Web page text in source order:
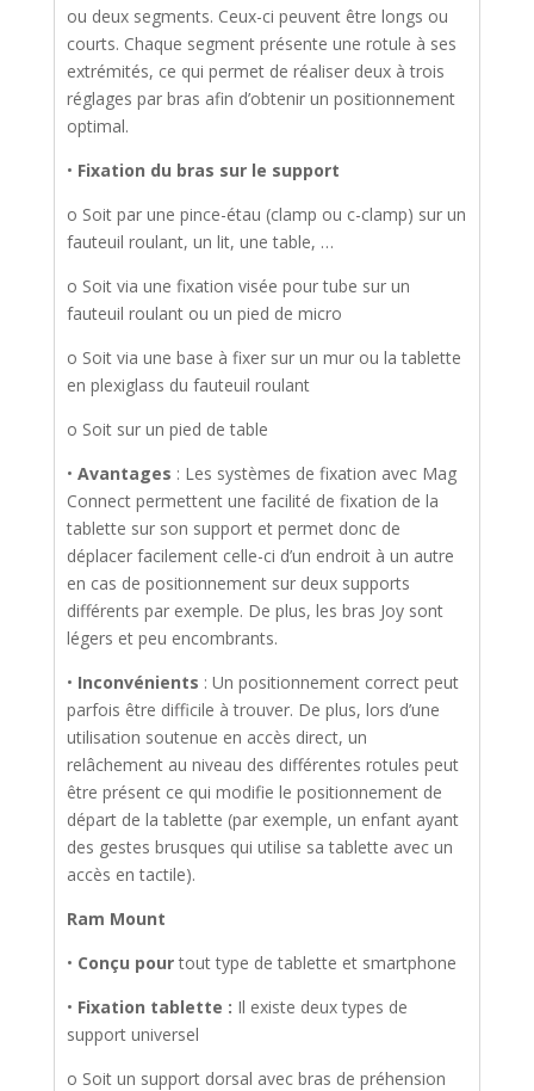
ou deux segments. Ceux-ci peuvent être longs ou
courts. Chaque segment présente une rotule à ses
extrémités, ce qui permet de réaliser deux à trois
réglages par bras afin d’obtenir un positionnement
optimal.
• Fixation du bras sur le support
o Soit par une pince-étau (clamp ou c-clamp) sur un
fauteuil roulant, un lit, une table, …
o Soit via une fixation visée pour tube sur un
fauteuil roulant ou un pied de micro
o Soit via une base à fixer sur un mur ou la tablette
en plexiglass du fauteuil roulant
o Soit sur un pied de table
• Avantages : Les systèmes de fixation avec Mag
Connect permettent une facilité de fixation de la
tablette sur son support et permet donc de
déplacer facilement celle-ci d’un endroit à un autre
en cas de positionnement sur deux supports
différents par exemple. De plus, les bras Joy sont
légers et peu encombrants.
• Inconvénients : Un positionnement correct peut
parfois être difficile à trouver. De plus, lors d’une
utilisation soutenue en accès direct, un
relâchement au niveau des différentes rotules peut
être présent ce qui modifie le positionnement de
départ de la tablette (par exemple, un enfant ayant
des gestes brusques qui utilise sa tablette avec un
accès en tactile).
Ram Mount
• Conçu pourtout type de tablette et smartphone
• Fixation tablette : Il existe deux types de
support universel
o Soit un support dorsal avec bras de préhension